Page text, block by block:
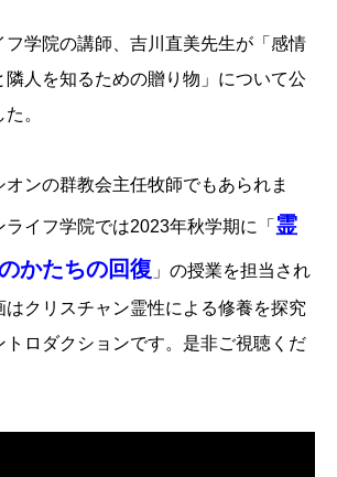
フ学院の講師、吉川直美先生が「感情
隣人を知るための贈り物」について公
。
ンの群教会主任牧師でもあられま
イフ学院では2023年秋学期に「 霊
かたちの回復 」の授業を担当され
はクリスチャン霊性による修養を探究
トロダクションです。是非ご視聴くだ